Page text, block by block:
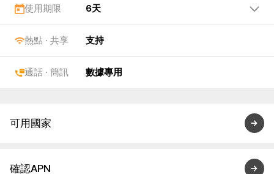
使用期限 6天
熱點 · 共享 支持
通話 · 簡訊 數據專用
可用國家
確認APN